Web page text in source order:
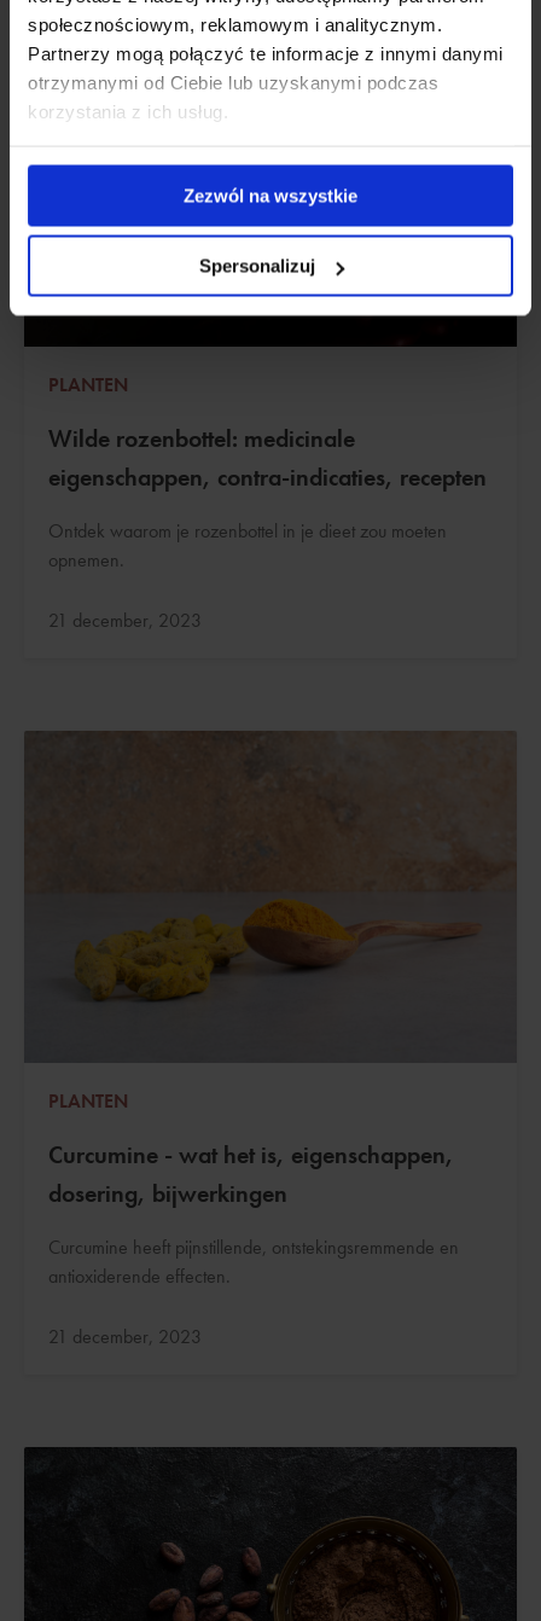
społecznościowym, reklamowym i analitycznym.
Partnerzy mogą połączyć te informacje z innymi danymi
otrzymanymi od Ciebie lub uzyskanymi podczas
korzystania z ich usług.
Zezwól na wszystkie
Spersonalizuj
PLANTEN
Wilde rozenbottel: medicinale
eigenschappen, contra-indicaties, recepten
Ontdek waarom je rozenbottel in je dieet zou moeten
opnemen.
Bijgewerkt:
21 december, 2023
PLANTEN
Curcumine - wat het is, eigenschappen,
dosering, bijwerkingen
Curcumine heeft pijnstillende, ontstekingsremmende en
antioxiderende effecten.
Bijgewerkt:
21 december, 2023